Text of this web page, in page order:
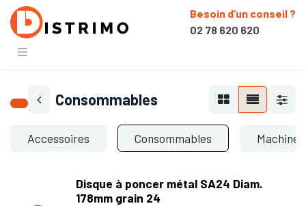
Besoin d’un conseil ?
02 78 620 620
Consommables
Accessoires Consommables Machines
Disque à poncer métal SA24 Diam.
178mm grain 24